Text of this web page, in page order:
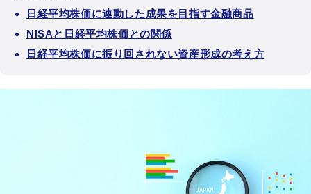
日経平均株価に連動した成果を目指す金融商品
NISAと日経平均株価との関係
日経平均株価に振り回されない資産形成の考え方